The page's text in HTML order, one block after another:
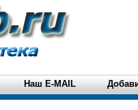
Наш E-MAIL